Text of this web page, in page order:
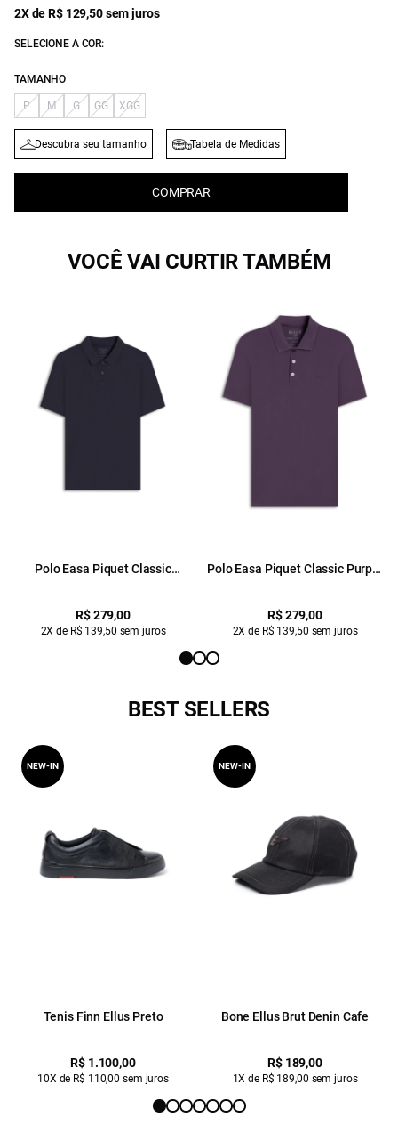
2X de R$ 129,50 sem juros
SELECIONE A COR:
TAMANHO
P M G GG XGG
Descubra seu tamanho Tabela de Medidas
COMPRAR
VOCÊ VAI CURTIR TAMBÉM
Polo Easa Piquet Classic
R$ 279,00
2X de R$ 139,50 sem juros
Polo Easa Piquet Classic Purple
R$ 279,00
2X de R$ 139,50 sem juros
BEST SELLERS
Tenis Finn Ellus Preto
R$ 1.100,00
10X de R$ 110,00 sem juros
NEW-IN
Bone Ellus Brut Denin Cafe
R$ 189,00
1X de R$ 189,00 sem juros
NEW-IN